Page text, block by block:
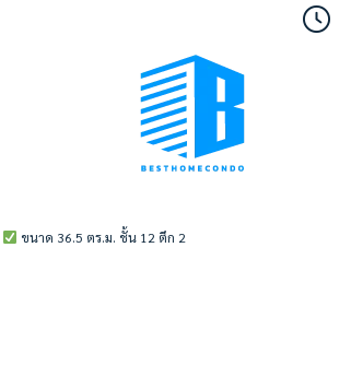
ขนาด 36.5 ตร.ม. ชั้น 12 ตึก 2